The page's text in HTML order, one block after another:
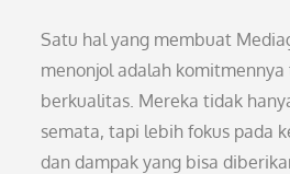
Satu hal yang membuat
menonjol adalah
berkualitas. Mereka tidak
semata, tapi lebih fokus pada
dan dampak yang bisa